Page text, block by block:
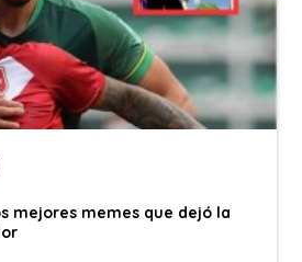
mejores memes que dejó la